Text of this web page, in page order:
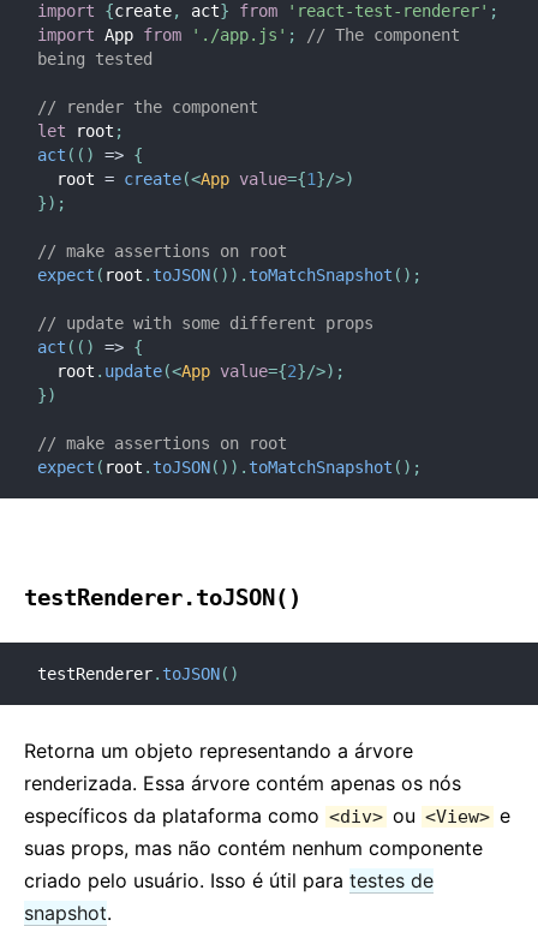
import {create, act} from 'react-test-renderer' ;
import App from './app.js' ;
// The component
being tested
// render the component
let root ;
act ( ( ) => {
  root
= create(<App value={1}/>)
}) ;
// make assertions on root
expect ( root . toJSON( ) ) . toMatchSnapshot ( ) ;
// update with some different props
act ( ( ) => {
  root
. update(<App value={2}/>) ;
})
// make assertions on root
expect ( root . toJSON( ) ) . toMatchSnapshot ( ) ;
testRenderer.toJSON()
testRenderer. toJSON( )
Retorna um objeto representando a árvore
renderizada. Essa árvore contém apenas os nós
específicos da plataforma como <div> ou <View> e
suas props, mas não contém nenhum componente
criado pelo usuário. Isso é útil para testes de
snapshot.